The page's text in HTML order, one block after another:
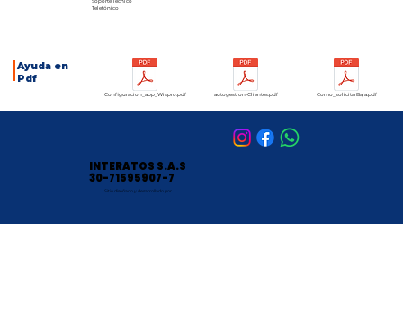
Soporte Técnico
Telefónico
Ayuda en
Pdf
Configuracion_app_Wispro.pdf autogestion-Clientes.pdf Como_solicitarBaja.pdf
INTERATOS S.A.S
30-71595907-7
Sitio diseñado y desarrollado por